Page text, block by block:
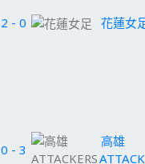
2 - 0 花蓮女
0 - 3
高雄